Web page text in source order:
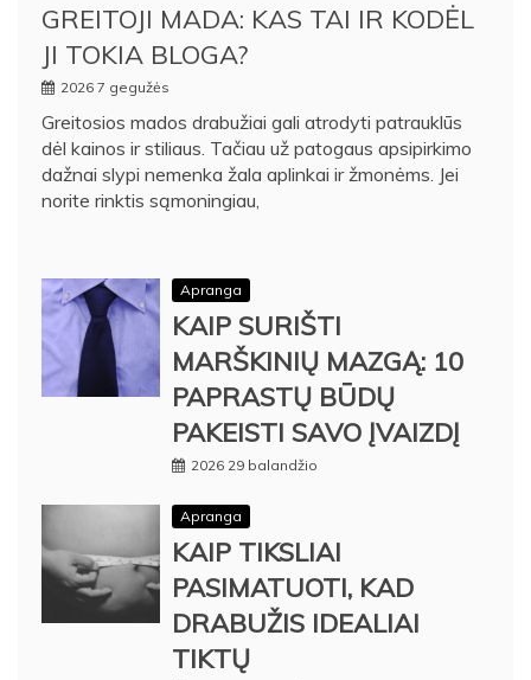
GREITOJI MADA: KAS TAI IR KODĖL
JI TOKIA BLOGA?
2026 7 gegužės
Greitosios mados drabužiai gali atrodyti patrauklūs
dėl kainos ir stiliaus. Tačiau už patogaus apsipirkimo
dažnai slypi nemenka žala aplinkai ir žmonėms. Jei
norite rinktis sąmoningiau,
Apranga
KAIP SURIŠTI
MARŠKINIŲ MAZGĄ: 10
PAPRASTŲ BŪDŲ
PAKEISTI SAVO ĮVAIZDĮ
2026 29 balandžio
Apranga
KAIP TIKSLIAI
PASIMATUOTI, KAD
DRABUŽIS IDEALIAI
TIKTŲ